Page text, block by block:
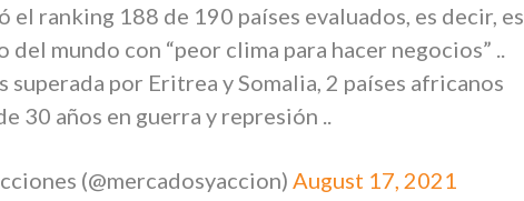
el ranking 188 de 190 países evaluados, es decir, es
mundo con “peor clima para hacer negocios” ..
superada por Eritrea y Somalia, 2 países africanos
30 años en guerra y represión ..
(@mercadosyaccion) August 17, 2021